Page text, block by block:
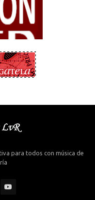
para todos con música de